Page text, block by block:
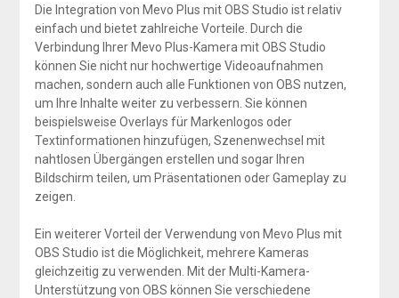
Die Integration von Mevo Plus mit OBS Studio ist relativ
einfach und bietet zahlreiche Vorteile. Durch die
Verbindung Ihrer Mevo Plus-Kamera mit OBS Studio
können Sie nicht nur hochwertige Videoaufnahmen
machen, sondern auch alle Funktionen von OBS nutzen,
um Ihre Inhalte weiter zu verbessern. Sie können
beispielsweise Overlays für Markenlogos oder
Textinformationen hinzufügen, Szenenwechsel mit
nahtlosen Übergängen erstellen und sogar Ihren
Bildschirm teilen, um Präsentationen oder Gameplay zu
zeigen.
Ein weiterer Vorteil der Verwendung von Mevo Plus mit
OBS Studio ist die Möglichkeit, mehrere Kameras
gleichzeitig zu verwenden. Mit der Multi-Kamera-
Unterstützung von OBS können Sie verschiedene